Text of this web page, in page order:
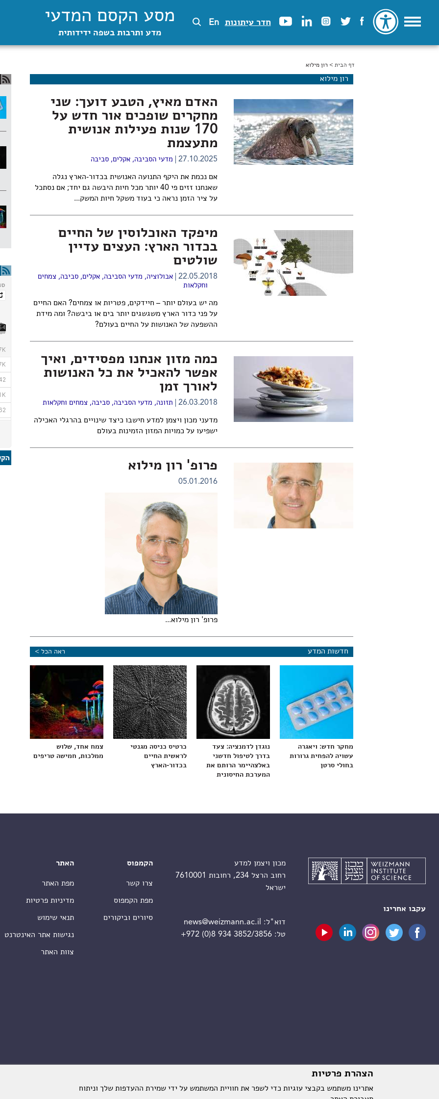
חדר עיתונות En מסע הקסם המדעי
מדע ותרבות בשפה ידידותית
הינך נמצא כאן
דף הבית > רון מילוא
רון מילוא
האדם מאיץ, הטבע דועך: שני
מחקרים שופכים אור חדש על
170 שנות פעילות אנושית
מתעצמת
27.10.2025 מדעי הסביבה,אקלים,סביבה
אם נכמת את היקף התנועה האנושית בכדור-הארץ נגלה
שאנחנו זזים פי 40 יותר מכל חיות היבשה גם יחד; אם נסתכל
על ציר הזמן נראה כי בעוד משקל חיות המשק...
מיפקד האוכלוסין של החיים
בכדור הארץ: העצים עדיין
שולטים
22.05.2018 אבולוציה, מדעי הסביבה,אקלים,סביבה,צמחים
וחקלאות
מה יש בעולם יותר – חיידקים, פטריות או צמחים? האם החיים
על פני כדור הארץ משגשגים יותר בים או ביבשה? ומה מידת
ההשפעה של האנושות על החיים בעולם?
כמה מזון אנחנו מפסידים, ואיך
אפשר להאכיל את כל האנושות
לאורך זמן
26.03.2018 תזונה, מדעי הסביבה,סביבה,צמחים וחקלאות
מדעני מכון ויצמן למדע חישבו כיצד שינויים בהרגלי האכילה
ישפיעו על כמויות המזון הזמינות בעולם
פרופ' רון מילוא
05.01.2016
פרופ' רון מילוא...
חדשות המדע ראה הכל >
מחקר חדש: ויאגרה
עשויה להפחית גרורות
בחולי סרטן
נוגדן לדמנציה: צעד
בדרך לטיפול חדשני
באלצהיימר הרותם את
המערכת החיסונית
כרטיס כניסה מגנטי
לראשית החיים
בכדור-הארץ
צמח אחד, שלוש
ממלכות, חמישה טריפים
עקבו אחרינו
מכון ויצמן למדע
רחוב הרצל 234, רחובות 7610001
ישראל
דוא"ל:
news@weizmann.ac.il
טל:+972 (0)8 934 3852/3856
הקמפוס
צרו קשר
מפת הקמפוס
סיורים וביקורים
האתר
מפת האתר
מדיניות פרטיות
תנאי שימוש
נגישות אתר האינטרנט
צוות האתר
מכון ויצמן למדע. כל הזכויות שמורות
הצהרת פרטיות
אתרינו משתמש בקבצי עוגיות כדי לשפר את חוויית המשתמש על ידי שמירת ההעדפות שלך וניתוח